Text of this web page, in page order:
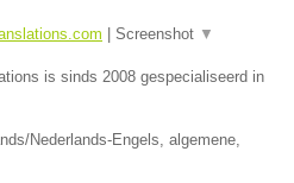
Screenshot ▼
is sinds 2008 gespecialiseerd in
Nederlands-Engels, algemene,